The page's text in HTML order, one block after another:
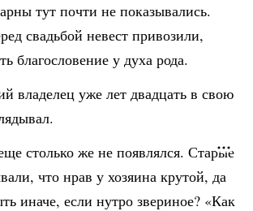
тут почти не показывались.
свадьбой невест привозили,
благословение у духа рода.
владелец уже лет двадцать в свою
столько же не появлялся. Старые
что нрав у хозяина крутой, да
иначе, если нутро звериное? «Как